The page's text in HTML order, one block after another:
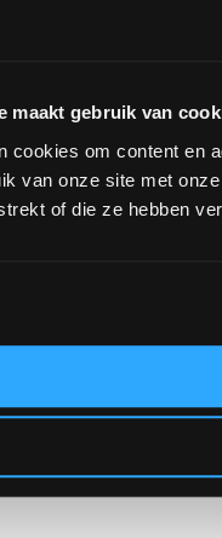
maakt gebruik van
cookies om content en
van onze site met
of die ze hebben